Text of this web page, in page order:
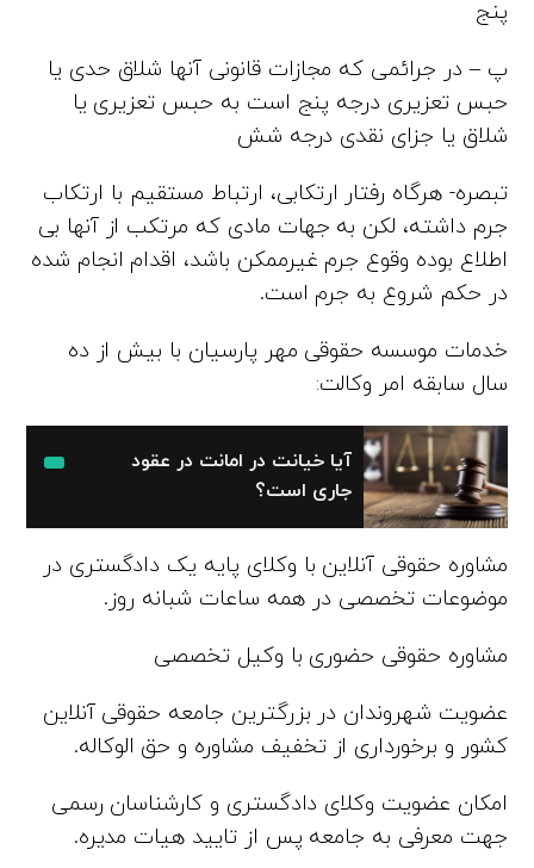
پنج
پ – در جرائمی که مجازات قانونی آنها شلاق حدی یا
حبس تعزیری درجه پنج است به حبس تعزیری یا
شلاق یا جزای نقدی درجه شش
تبصره- هرگاه رفتار ارتکابی، ارتباط مستقیم با ارتکاب
جرم داشته، لکن به جهات مادی که مرتکب از آنها بی
اطلاع بوده وقوع جرم غیرممکن باشد، اقدام انجام شده
در حکم شروع به جرم است.
خدمات موسسه حقوقی مهر پارسیان با بیش از ده
سال سابقه امر وکالت:
آیا خیانت در امانت در عقود
جاری است؟
مشاوره حقوقی آنلاین با وکلای پایه یک دادگستری در
موضوعات تخصصی در همه ساعات شبانه روز.
مشاوره حقوقی حضوری با وکیل تخصصی
عضویت شهروندان در بزرگترین جامعه حقوقی آنلاین
کشور و برخورداری از تخفیف مشاوره و حق الوکاله.
امکان عضویت وکلای دادگستری و کارشناسان رسمی
جهت معرفی به جامعه پس از تایید هیات مدیره.